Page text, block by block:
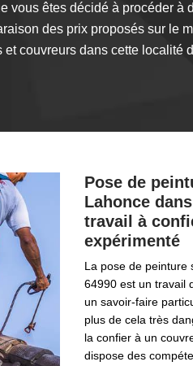
vous êtes décidé à procéder
des prix proposés sur le
et couvreurs dans cette localité
Pose de
Lahonce
travail à
expérimenté
La pose de peinture
64990 est un travail
un savoir-faire
plus de cela très
la confier à un
dispose des